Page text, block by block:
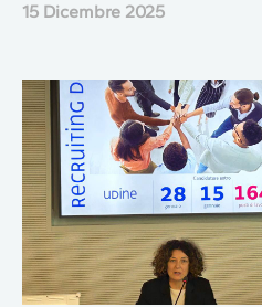
15 Dicembre 2025